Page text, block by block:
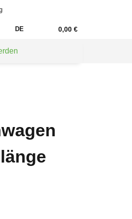
DE 0,00 €